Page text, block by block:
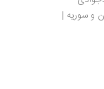
نگاهی به آشیانه عقاب؛ قلعه‌های اسماعیلی در ایران و سوریه |